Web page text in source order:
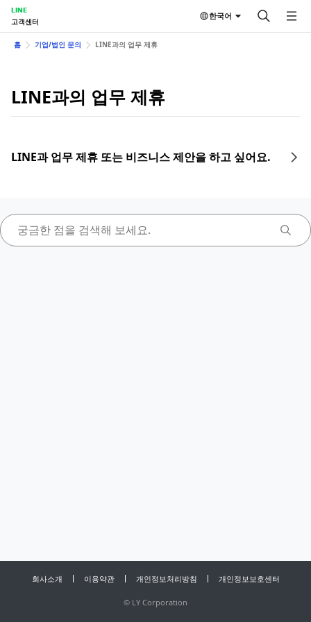
LINE
고객센터
한국어
홈 기업/법인 문의 LINE과의 업무 제휴
LINE과의 업무 제휴
LINE과 업무 제휴 또는 비즈니스 제안을 하고 싶어요.
회사소개 이용약관 개인정보처리방침 개인정보보호센터
© LY Corporation